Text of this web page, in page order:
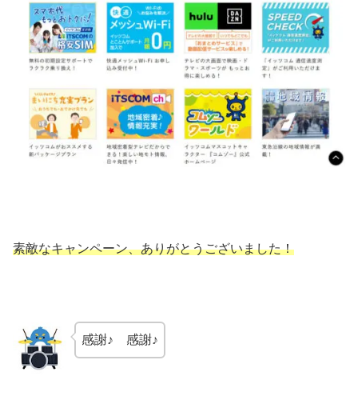
素敵なキャンペーン、ありがとうございました！
感謝♪ 感謝♪